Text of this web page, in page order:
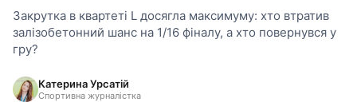
Закрутка в квартеті L досягла максимуму: хто втратив
залізобетонний шанс на 1/16 фіналу, а хто повернувся у
гру?
Катерина Урсатій
Спортивна журналістка